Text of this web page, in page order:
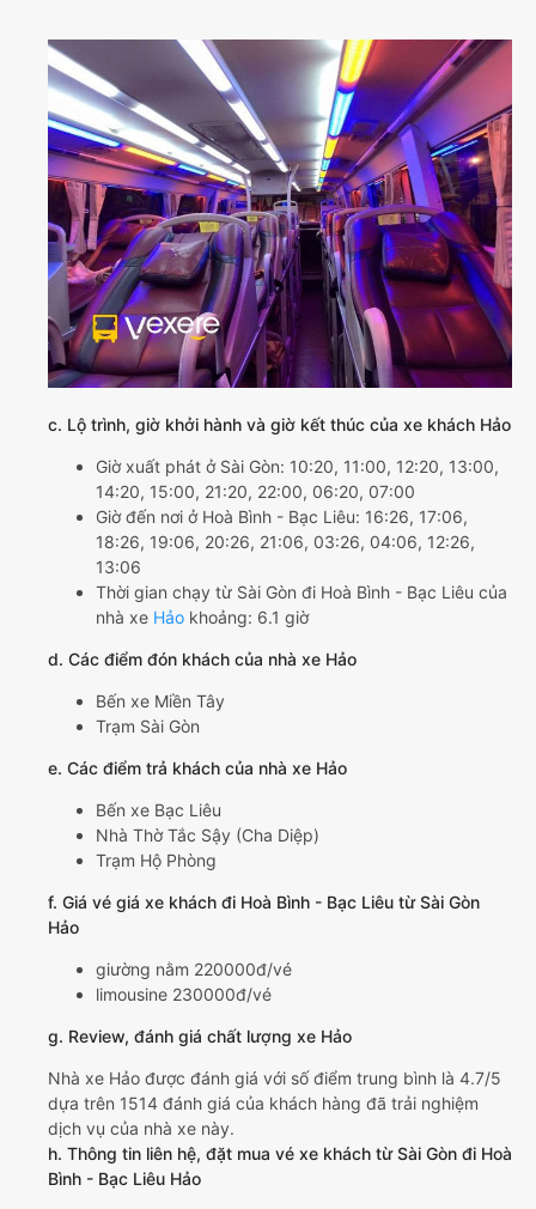
c. Lộ trình, giờ khởi hành và giờ kết thúc của xe khách Hảo
Giờ xuất phát ở Sài Gòn: 10:20, 11:00, 12:20, 13:00,
14:20, 15:00, 21:20, 22:00, 06:20, 07:00
Giờ đến nơi ở Hoà Bình - Bạc Liêu: 16:26, 17:06,
18:26, 19:06, 20:26, 21:06, 03:26, 04:06, 12:26,
13:06
Thời gian chạy từ Sài Gòn đi Hoà Bình - Bạc Liêu của
nhà xe Hảo khoảng: 6.1 giờ
d. Các điểm đón khách của nhà xe Hảo
Bến xe Miền Tây
Trạm Sài Gòn
e. Các điểm trả khách của nhà xe Hảo
Bến xe Bạc Liêu
Nhà Thờ Tắc Sậy (Cha Diệp)
Trạm Hộ Phòng
f. Giá vé giá xe khách đi Hoà Bình - Bạc Liêu từ Sài Gòn
Hảo
giường nằm 220000đ/vé
limousine 230000đ/vé
g. Review, đánh giá chất lượng xe Hảo
Nhà xe Hảo được đánh giá với số điểm trung bình là 4.7/5
dựa trên 1514 đánh giá của khách hàng đã trải nghiệm
dịch vụ của nhà xe này.
h. Thông tin liên hệ, đặt mua vé xe khách từ Sài Gòn đi Hoà
Bình - Bạc Liêu Hảo